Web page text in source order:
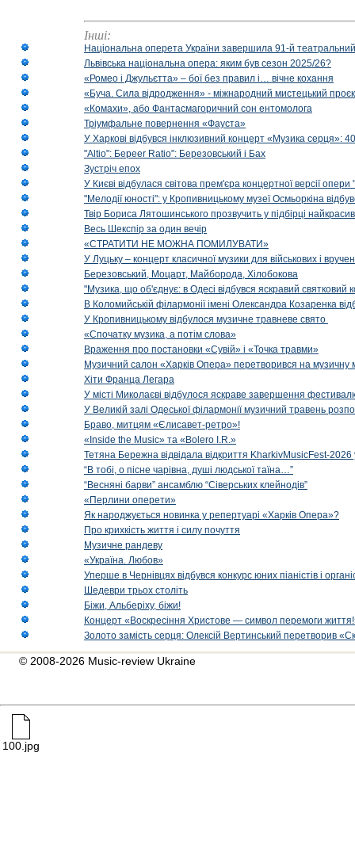
Інші:
Національна оперета України завершила 91-й
Львівська національна опера: яким був сезон 2025/26?
«Ромео і Джульєтта» – бої без правил і… вічне кохання
«Буча. Сила відродження» - міжнародний мистецький
«Комахи», або Фантасмагоричний сон ентомолога
Тріумфальне повернення «Фауста»
У Харкові відбувся інклюзивний концерт «Музика серця»:
"Altio": Береer Ratio": Березовський і Бах
Зустріч епох
У Києві відбулася світова прем'єра концертної версії
"Мелодії юності": у Кропивницькому музеї Осмьоркіна
Твір Бориса Лятошинського прозвучить у підбірці
Весь Шекспір за один вечір
«СТРАТИТИ НЕ МОЖНА ПОМИЛУВАТИ»
У Луцьку – концерт класичної музики для військових і
Березовський, Моцарт, Майборода, Хілобокова
"Музика, що об'єднує: в Одесі відбувся яскравий
В Коломийській філармонії імені Олександра Козаренка
У Кропивницькому відбулося музичне травневе свято
«Спочатку музика, а потім слова»
Враження про постановки «Сувій» і «Точка травми»
Музичний салон «Харків Опера» перетворився на музичну
Хіти Франца Легара
У місті Миколаєві відбулося яскраве завершення
У Великій залі Одеської філармонії музичний травень
Браво, митцям «Єлисавет-ретро»!
«Inside the Music» та «Bolero I.R.»
Тетяна Бережна відвідала відкриття KharkivMusicFest-2026
“В тобі, о пісне чарівна, душі людської таїна…”
“Весняні барви” ансамблю “Сіверських клейнодів”
«Перлини оперети»
Як народжується новинка у репертуарі «Харків Опера»?
Про крихкість життя і силу почуття
Музичне рандеву
«Україна. Любов»
Уперше в Чернівцях відбувся конкурс юних піаністів і
Шедеври трьох століть
Біжи, Альберіху, біжи!
Концерт «Воскресіння Христове — символ перемоги
Золото замість серця: Олексій Вертинський перетворив
© 2008-2026 Music-review Ukraine
100.jpg